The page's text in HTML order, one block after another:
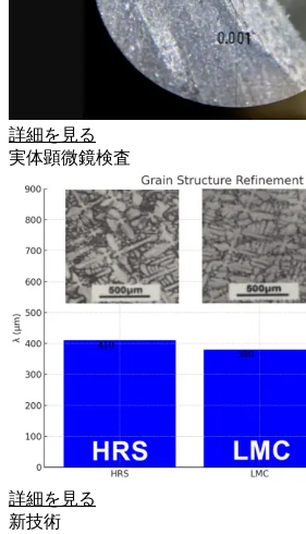
詳細を見る
実体顕微鏡検査
詳細を見る
新技術